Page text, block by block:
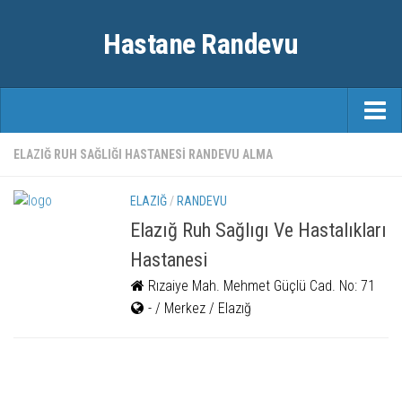
Hastane Randevu
ANASAYFA
RANDEVU
ELAZIĞ RUH SAĞLIĞI HASTANESI RANDEVU ALMA
ELAZIĞ / RANDEVU
Elazığ Ruh Sağlıgı Ve Hastalıkları
Hastanesi
Rızaiye Mah. Mehmet Güçlü Cad. No: 71
- / Merkez / Elazığ